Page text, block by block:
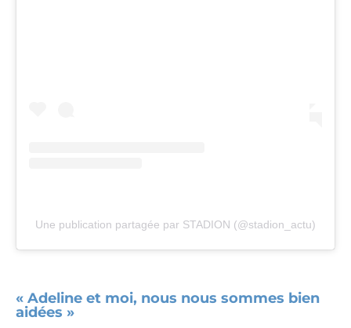
Une publication partagée par STADION (@stadion_actu)
« Adeline et moi, nous nous sommes bien
aidées »